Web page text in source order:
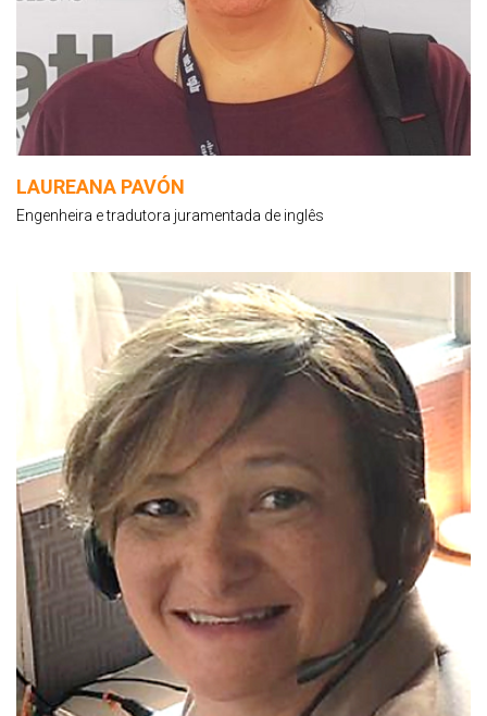
LAUREANA PAVÓN
Engenheira e tradutora juramentada de inglês